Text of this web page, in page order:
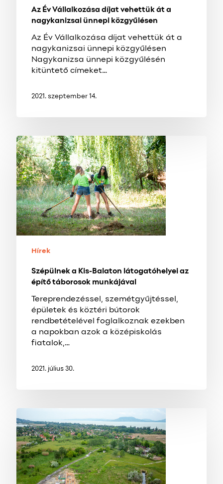
Az Év Vállalkozása díjat vehettük át a
nagykanizsai ünnepi közgyűlésen
Az Év Vállalkozása díjat vehettük át a
nagykanizsai ünnepi közgyűlésen
Nagykanizsa ünnepi közgyűlésén
kitüntető címeket…
2021. szeptember 14.
Szépülnek
a
Kis-
Balaton
látogatóhelyei
az
építő
táborosok
munkájával
Hírek
Szépülnek a Kis-Balaton látogatóhelyei az
építő táborosok munkájával
Tereprendezéssel, szemétgyűjtéssel,
épületek és köztéri bútorok
rendbetételével foglalkoznak ezekben
a napokban azok a középiskolás
fiatalok,…
2021. július 30.
BEREK
VILÁGA
LÁTOGATÓKÖZPONT
FONYÓDON